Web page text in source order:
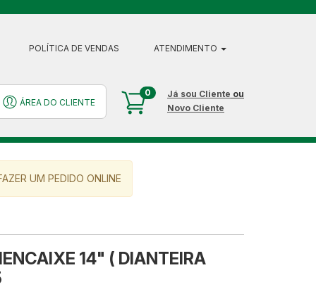
POLÍTICA DE VENDAS ATENDIMENTO
ÁREA DO CLIENTE
0 Já sou Cliente ou
Novo Cliente
UM PEDIDO ONLINE
14" ( DIANTEIRA